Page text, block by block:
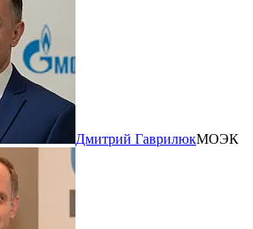
Дмитрий ГаврилюкМОЭК